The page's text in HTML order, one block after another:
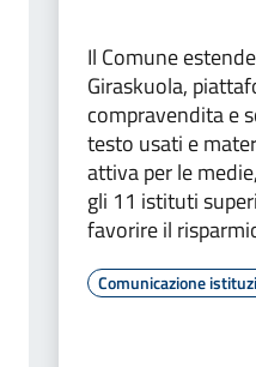
Il Comune
Giraskuola,
compravendita e
testo usati e
attiva per le
gli 11 istituti
favorire il
Comunicazione